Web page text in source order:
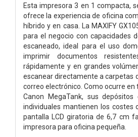
Esta impresora 3 en 1 compacta,
ofrece la experiencia de oficina
híbrido y en casa. La MAXIFY
para el negocio con capacidades
escaneado, ideal para el uso
imprimir documentos
rápidamente y en grandes
escanear directamente a carpetas
correo electrónico. Como ocurre en
Canon MegaTank, sus
individuales mantienen los costes
pantalla LCD giratoria de 6,7 cm
impresora para oficina pequeña.